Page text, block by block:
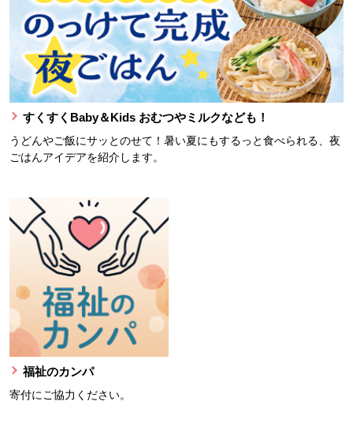
すくすくBaby＆Kids おむつやミルクなども！
うどんやご飯にサッとのせて！暑い夏にもするっと食べられる、夜
ごはんアイデアを紹介します。
福祉のカンパ
寄付にご協力ください。